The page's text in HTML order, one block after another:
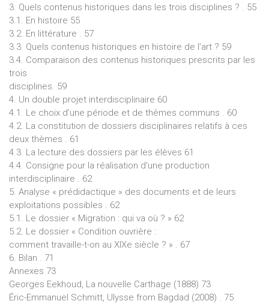
3. Quels contenus historiques dans les trois disciplines ? . 55
3.1. En histoire 55
3.2. En littérature . 57
3.3. Quels contenus historiques en histoire de l’art ? 59
3.4. Comparaison des contenus historiques prescrits par les
trois
disciplines. 59
4. Un double projet interdisciplinaire 60
4.1. Le choix d’une période et de thèmes communs . 60
4.2. La constitution de dossiers disciplinaires relatifs à ces
deux thèmes . 61
4.3. La lecture des dossiers par les élèves 61
4.4. Consigne pour la réalisation d’une production
interdisciplinaire . 62
5. Analyse « prédidactique » des documents et de leurs
exploitations possibles . 62
5.1. Le dossier « Migration : qui va où ? » 62
5.2. Le dossier « Condition ouvrière :
comment travaille-t-on au XIXe siècle ? » . 67
6. Bilan . 71
Annexes 73
Georges Eekhoud, La nouvelle Carthage (1888) 73
Éric-Emmanuel Schmitt, Ulysse from Bagdad (2008) . 75